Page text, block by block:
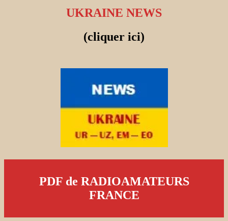
UKRAINE NEWS
(cliquer ici)
PDF de RADIOAMATEURS
FRANCE